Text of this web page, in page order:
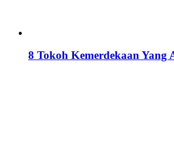
8 Tokoh Kemerdekaan Yang